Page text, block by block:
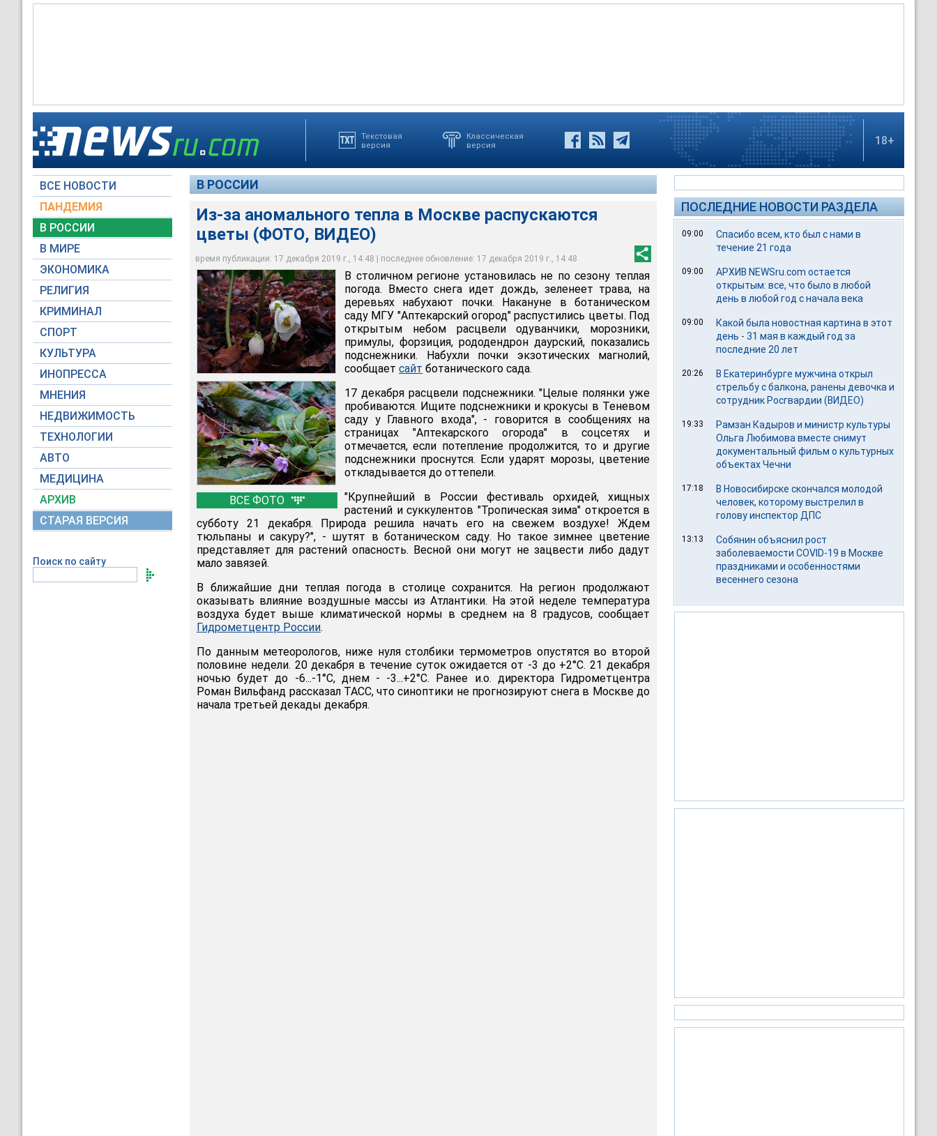
Текстовая
версия
Классическая
версия
18+
ВСЕ НОВОСТИ
ПАНДЕМИЯ
В РОССИИ
В МИРЕ
ЭКОНОМИКА
РЕЛИГИЯ
КРИМИНАЛ
СПОРТ
КУЛЬТУРА
ИНОПРЕССА
МНЕНИЯ
НЕДВИЖИМОСТЬ
ТЕХНОЛОГИИ
АВТО
МЕДИЦИНА
АРХИВ
СТАРАЯ ВЕРСИЯ
Поиск по сайту
В РОССИИ
Из-за аномального тепла в Москве распускаются
цветы (ФОТО, ВИДЕО)
время публикации: 17 декабря 2019 г., 14:48 | последнее обновление: 17 декабря 2019 г., 14:48
ВСЕ ФОТО
Из-за аномального тепла в Москве распускаются цветы
Ботанический сад МГУ имени М. В. Ломоносова «Аптекарский огород»
Накануне в ботаническом саду МГУ "Аптекарский огород" распустились цветы
Ботанический сад МГУ имени М. В. Ломоносова «Аптекарский огород»
В столичном регионе установилась не по сезону теплая погода. Вместо снега идет
дождь, зеленеет трава. На деревьях набухают почки
Ботанический сад МГУ имени М. В. Ломоносова «Аптекарский огород»
В столичном регионе установилась не по сезону теплая
погода. Вместо снега идет дождь, зеленеет трава, на
деревьях набухают почки. Накануне в ботаническом
саду МГУ "Аптекарский огород" распустились цветы. Под
открытым небом расцвели одуванчики, морозники,
примулы, форзиция, рододендрон даурский, показались
подснежники. Набухли почки экзотических магнолий,
сообщает сайт ботанического сада.
17 декабря расцвели подснежники. "Целые полянки уже
пробиваются. Ищите подснежники и крокусы в Теневом
саду у Главного входа", - говорится в сообщениях на
страницах "Аптекарского огорода" в соцсетях и
отмечается, если потепление продолжится, то и другие
подснежники проснутся. Если ударят морозы, цветение
откладывается до оттепели.
"Крупнейший в России фестиваль орхидей, хищных
растений и суккулентов "Тропическая зима" откроется в
субботу 21 декабря. Природа решила начать его на свежем воздухе! Ждем
тюльпаны и сакуру?", - шутят в ботаническом саду. Но такое зимнее цветение
представляет для растений опасность. Весной они могут не зацвести либо дадут
мало завязей.
В ближайшие дни теплая погода в столице сохранится. На регион продолжают
оказывать влияние воздушные массы из Атлантики. На этой неделе температура
воздуха будет выше климатической нормы в среднем на 8 градусов, сообщает
Гидрометцентр России.
По данным метеорологов, ниже нуля столбики термометров опустятся во второй
половине недели. 20 декабря в течение суток ожидается от -3 до +2°C. 21 декабря
ночью будет до -6...-1°C, днем - -3...+2°C. Ранее и.о. директора Гидрометцентра
Роман Вильфанд рассказал ТАСС, что синоптики не прогнозируют снега в Москве до
начала третьей декады декабря.
ПОСЛЕДНИЕ НОВОСТИ РАЗДЕЛА
09:00
Спасибо всем, кто был с нами в
течение 21 года
09:00
АРХИВ NEWSru.com остается
открытым: все, что было в любой
день в любой год с начала века
09:00
Какой была новостная картина в этот
день - 31 мая в каждый год за
последние 20 лет
20:26
В Екатеринбурге мужчина открыл
стрельбу с балкона, ранены девочка и
сотрудник Росгвардии (ВИДЕО)
19:33
Рамзан Кадыров и министр культуры
Ольга Любимова вместе снимут
документальный фильм о культурных
объектах Чечни
17:18
В Новосибирске скончался молодой
человек, которому выстрелил в
голову инспектор ДПС
13:13
Собянин объяснил рост
заболеваемости COVID-19 в Москве
праздниками и особенностями
весеннего сезона